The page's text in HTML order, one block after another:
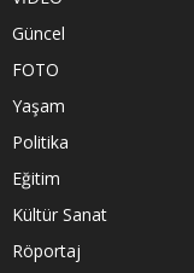
Güncel
FOTO
Yaşam
Politika
Eğitim
Kültür Sanat
Röportaj